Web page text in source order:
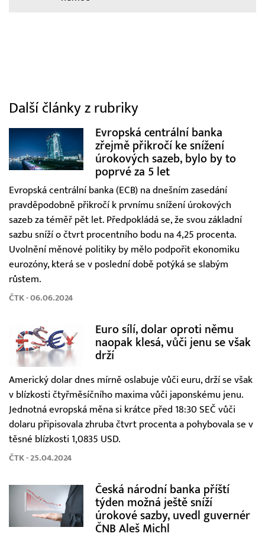
Další články z rubriky
Evropská centrální banka
zřejmě přikročí ke snížení
úrokových sazeb, bylo by to
poprvé za 5 let
Evropská centrální banka (ECB) na dnešním zasedání
pravděpodobně přikročí k prvnímu snížení úrokových
sazeb za téměř pět let. Předpokládá se, že svou základní
sazbu sníží o čtvrt procentního bodu na 4,25 procenta.
Uvolnění měnové politiky by mělo podpořit ekonomiku
eurozóny, která se v poslední době potýká se slabým
růstem.
ČTK - 06.06.2024
Euro sílí, dolar oproti němu
naopak klesá, vůči jenu se však
drží
Americký dolar dnes mírně oslabuje vůči euru, drží se však
v blízkosti čtyřměsíčního maxima vůči japonskému jenu.
Jednotná evropská měna si krátce před 18:30 SEČ vůči
dolaru připisovala zhruba čtvrt procenta a pohybovala se v
těsné blízkosti 1,0835 USD.
ČTK - 25.04.2024
Česká národní banka příští
týden možná ještě sníží
úrokové sazby, uvedl guvernér
ČNB Aleš Michl